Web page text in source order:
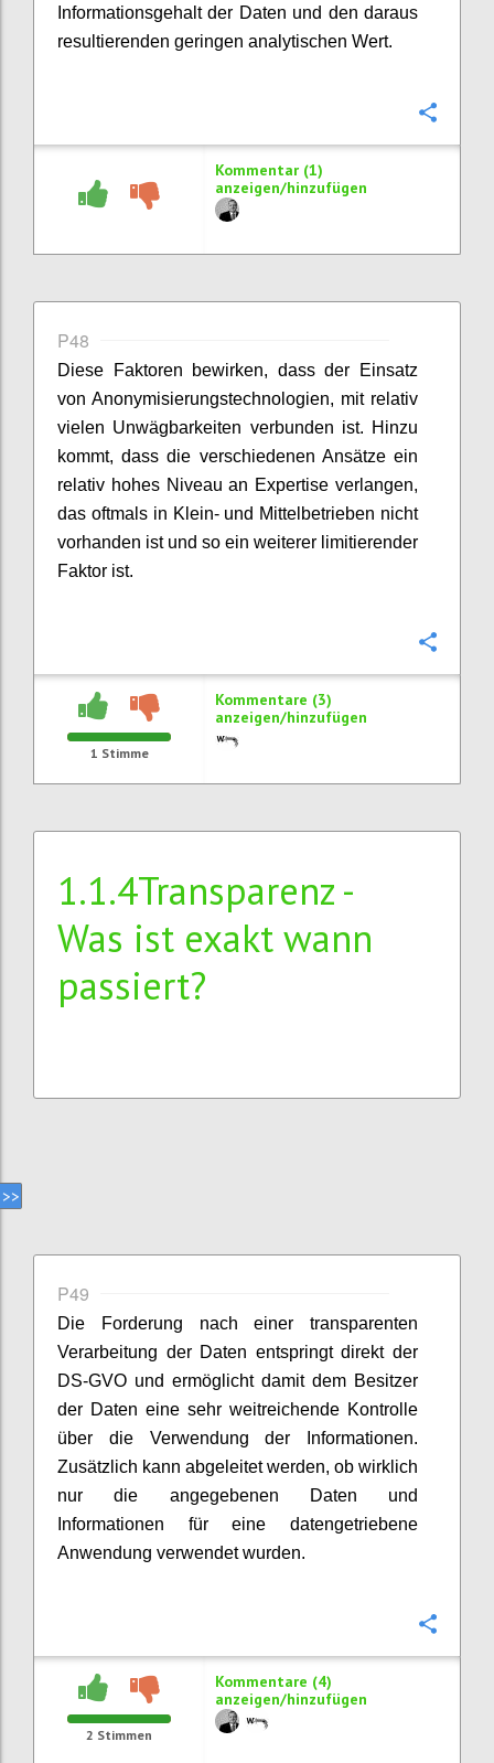
Informationsgehalt der Daten und den daraus
resultierenden geringen analytischen Wert.
Kommentar (1)
anzeigen/hinzufügen
P48
Diese Faktoren bewirken, dass der Einsatz
von Anonymisierungstechnologien, mit relativ
vielen Unwägbarkeiten verbunden ist. Hinzu
kommt, dass die verschiedenen Ansätze ein
relativ hohes Niveau an Expertise verlangen,
das oftmals in Klein- und Mittelbetrieben nicht
vorhanden ist und so ein weiterer limitierender
Faktor ist.
1 Stimme
Kommentare (3)
anzeigen/hinzufügen
1.1.4Transparenz -
Was ist exakt wann
passiert?
P49
Die Forderung nach einer transparenten
Verarbeitung der Daten entspringt direkt der
DS-GVO und ermöglicht damit dem Besitzer
der Daten eine sehr weitreichende Kontrolle
über die Verwendung der Informationen.
Zusätzlich kann abgeleitet werden, ob wirklich
nur die angegebenen Daten und
Informationen für eine datengetriebene
Anwendung verwendet wurden.
2 Stimmen
Kommentare (4)
anzeigen/hinzufügen